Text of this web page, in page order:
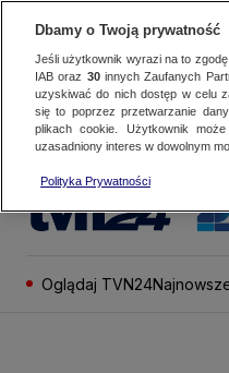
Oglądaj TVN24
Dbamy o Twoją prywatność
Jeśli użytkownik wyrazi na to
IAB oraz 30innych Zaufanych
uzyskiwać do nich dostęp w celu
się to poprzez przetwarzanie
plikach cookie. Użytkownik
uzasadniony interes w dowolnym
Polityka Prywatności